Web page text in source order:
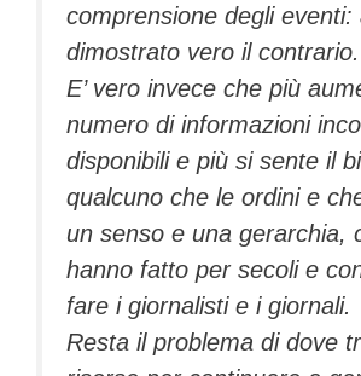
comprensione degli eventi:
dimostrato vero il contrario.
E’ vero invece che più
numero di informazioni
disponibili e più si sente il
qualcuno che le ordini e
un senso e una gerarchia,
hanno fatto per secoli e
fare i giornalisti e i giornali.
Resta il problema di dove